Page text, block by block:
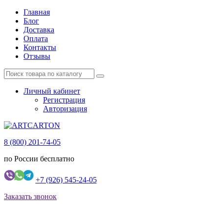
Главная
Блог
Доставка
Оплата
Контакты
Отзывы
Личный кабинет
Регистрация
Авторизация
8 (800) 201-74-05
по России бесплатно
+7 (926) 545-24-05
Заказать звонок